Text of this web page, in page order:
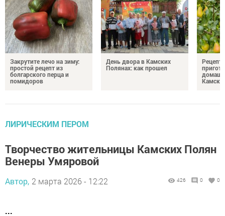
Закрутите лечо на зиму:
простой рецепт из
болгарского перца и
помидоров
День двора в Камских
Полянах: как прошел
ЛИРИЧЕСКИМ ПЕРОМ
Творчество жительницы Камских Полян
Венеры Умяровой
Автор, 2 марта 2026 - 12:22 426 0 0
...